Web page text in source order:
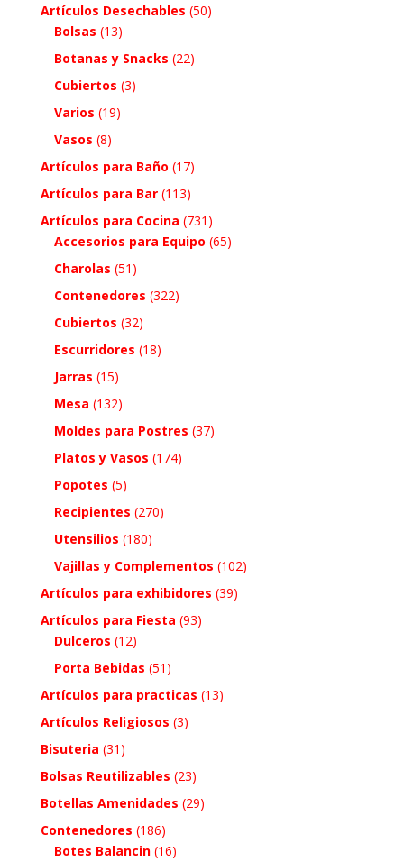
Artículos Desechables (50)
Bolsas (13)
Botanas y Snacks (22)
Cubiertos (3)
Varios (19)
Vasos (8)
Artículos para Baño (17)
Artículos para Bar (113)
Artículos para Cocina (731)
Accesorios para Equipo (65)
Charolas (51)
Contenedores (322)
Cubiertos (32)
Escurridores (18)
Jarras (15)
Mesa (132)
Moldes para Postres (37)
Platos y Vasos (174)
Popotes (5)
Recipientes (270)
Utensilios (180)
Vajillas y Complementos (102)
Artículos para exhibidores (39)
Artículos para Fiesta (93)
Dulceros (12)
Porta Bebidas (51)
Artículos para practicas (13)
Artículos Religiosos (3)
Bisuteria (31)
Bolsas Reutilizables (23)
Botellas Amenidades (29)
Contenedores (186)
Botes Balancin (16)